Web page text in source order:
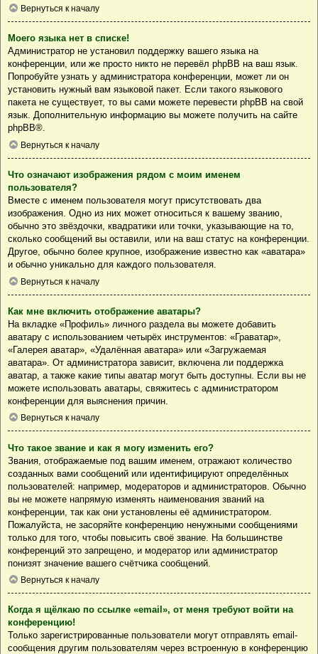
Вернуться к началу
Моего языка нет в списке!
Администратор не установил поддержку вашего языка на
конференции, или же просто никто не перевёл phpBB на ваш язык.
Попробуйте узнать у администратора конференции, может ли он
установить нужный вам языковой пакет. Если такого языкового
пакета не существует, то вы сами можете перевести phpBB на свой
язык. Дополнительную информацию вы можете получить на сайте
phpBB®.
Вернуться к началу
Что означают изображения рядом с моим именем
пользователя?
Вместе с именем пользователя могут присутствовать два
изображения. Одно из них может относиться к вашему званию,
обычно это звёздочки, квадратики или точки, указывающие на то,
сколько сообщений вы оставили, или на ваш статус на конференции.
Другое, обычно более крупное, изображение известно как «аватара»
и обычно уникально для каждого пользователя.
Вернуться к началу
Как мне включить отображение аватары?
На вкладке «Профиль» личного раздела вы можете добавить
аватару с использованием четырёх инструментов: «Граватар»,
«Галерея аватар», «Удалённая аватара» или «Загружаемая
аватара». От администратора зависит, включена ли поддержка
аватар, а также какие типы аватар могут быть доступны. Если вы не
можете использовать аватары, свяжитесь с администратором
конференции для выяснения причин.
Вернуться к началу
Что такое звание и как я могу изменить его?
Звания, отображаемые под вашим именем, отражают количество
созданных вами сообщений или идентифицируют определённых
пользователей: например, модераторов и администраторов. Обычно
вы не можете напрямую изменять наименования званий на
конференции, так как они установлены её администратором.
Пожалуйста, не засоряйте конференцию ненужными сообщениями
только для того, чтобы повысить своё звание. На большинстве
конференций это запрещено, и модератор или администратор
понизят значение вашего счётчика сообщений.
Вернуться к началу
Когда я щёлкаю по ссылке «email», от меня требуют войти на
конференцию!
Только зарегистрированные пользователи могут отправлять email-
сообщения другим пользователям через встроенную в конференцию